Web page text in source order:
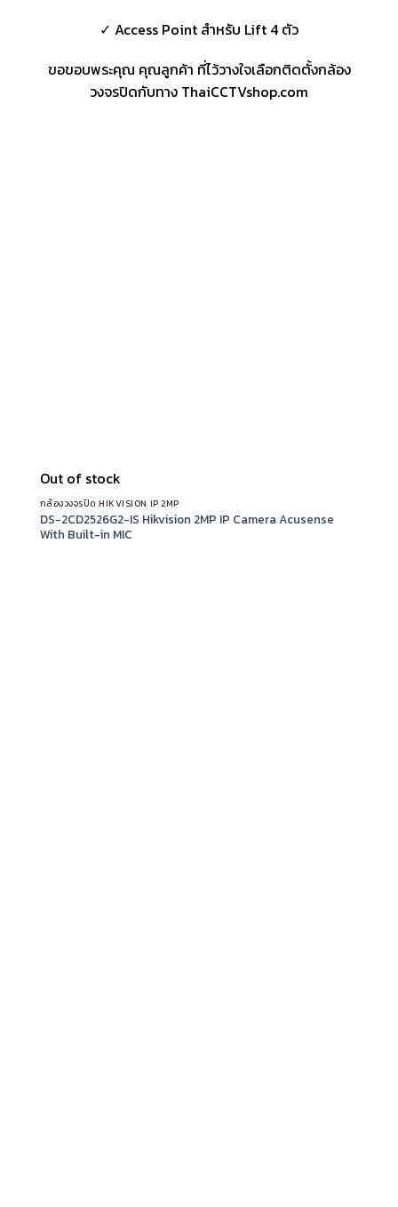
✓ Access Point สำหรับ Lift 4 ตัว
ขอขอบพระคุณ คุณลูกค้า ที่ไว้วางใจเลือกติดตั้งกล้อง
วงจรปิดกับทาง ThaiCCTVshop.com
Out of stock
กล้องวงจรปิด HIKVISION IP 2MP
DS-2CD2526G2-IS Hikvision 2MP IP Camera Acusense
With Built-in MIC